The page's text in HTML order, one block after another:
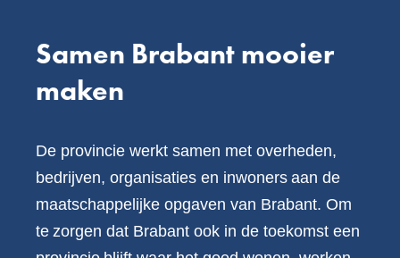
Samen Brabant mooier
maken
De provincie werkt samen met overheden,
bedrijven, organisaties en inwoners aan de
maatschappelijke opgaven van Brabant. Om
te zorgen dat Brabant ook in de toekomst een